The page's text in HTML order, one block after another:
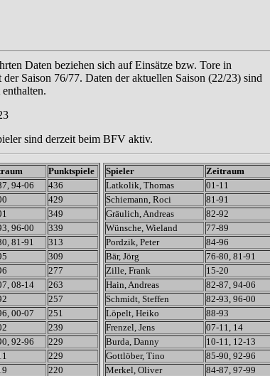
Daten beziehen sich auf Einsätze bzw. Tore in
der Saison 76/77. Daten der aktuellen Saison (22/23) sind
sind derzeit beim BFV aktiv.
Punktspiele
94-06
436
429
349
96-00
339
81-91
313
309
277
08-14
263
257
00-07
251
239
92-96
229
229
220
Spieler Zeitraum
Latkolik, Thomas
01-11
Schiemann, Roci
81-91
Gräulich, Andreas
82-92
Wünsche, Wieland
77-89
Pordzik, Peter
84-96
Bär, Jörg
76-80, 81-91
Zille, Frank
15-20
Hain, Andreas
82-87, 94-06
Schmidt, Steffen
82-93, 96-00
Löpelt, Heiko
88-93
Frenzel, Jens
07-11, 14
Burda, Danny
10-11, 12-13
Gottlöber, Tino
85-90, 92-96
Merkel, Oliver
84-87, 97-99